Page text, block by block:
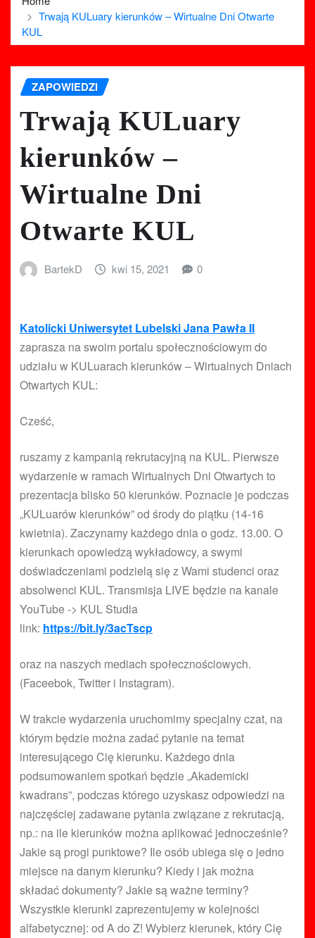
Trwają KULuary kierunków – Wirtualne Dni Otwarte
KUL
ZAPOWIEDZI
Trwają KULuary
kierunków –
Wirtualne Dni
Otwarte KUL
BartekD kwi 15, 2021 0
Katolicki Uniwersytet Lubelski Jana Pawła II
zaprasza na swoim portalu społecznościowym do
udziału w KULuarach kierunków – Wirtualnych Dniach
Otwartych KUL:
Cześć,
ruszamy z kampanią rekrutacyjną na KUL. Pierwsze
wydarzenie w ramach Wirtualnych Dni Otwartych to
prezentacja blisko 50 kierunków. Poznacie je podczas
„KULuarów kierunków” od środy do piątku (14-16
kwietnia). Zaczynamy każdego dnia o godz. 13.00. O
kierunkach opowiedzą wykładowcy, a swymi
doświadczeniami podzielą się z Wami studenci oraz
absolwenci KUL. Transmisja LIVE będzie na kanale
YouTube -> KUL Studia
link: https://bit.ly/3acTscp
oraz na naszych mediach społecznościowych.
(Faceebok, Twitter i Instagram).
W trakcie wydarzenia uruchomimy specjalny czat, na
którym będzie można zadać pytanie na temat
interesującego Cię kierunku. Każdego dnia
podsumowaniem spotkań będzie „Akademicki
kwadrans”, podczas którego uzyskasz odpowiedzi na
najczęściej zadawane pytania związane z rekrutacją,
np.: na ile kierunków można aplikować jednocześnie?
Jakie są progi punktowe? Ile osób ubiega się o jedno
miejsce na danym kierunku? Kiedy i jak można
składać dokumenty? Jakie są ważne terminy?
Wszystkie kierunki zaprezentujemy w kolejności
alfabetycznej: od A do Z! Wybierz kierunek, który Cię